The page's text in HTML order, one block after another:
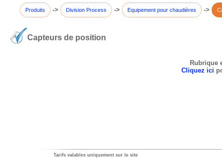
Produits -> Division Process -> Equipement pour chaudières ->
Capteurs de position
Rubrique
Cliquez ici
Tarifs valables uniquement sur le site